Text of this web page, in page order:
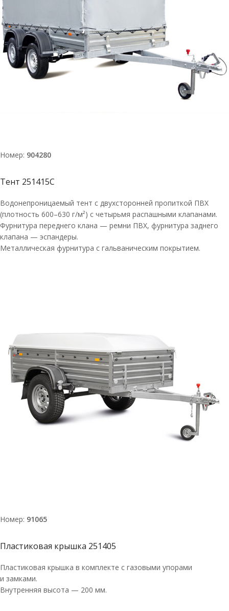
Номер: 904280
Тент 251415С
Водонепроницаемый тент с двухсторонней пропиткой ПВХ
(плотность 600–630 г/м²) с четырьмя распашными клапанами.
Фурнитура переднего клана — ремни ПВХ, фурнитура заднего
клапана — эспандеры.
Металлическая фурнитура с гальваническим покрытием.
Номер: 91065
Пластиковая крышка 251405
Пластиковая крышка в комплекте с газовыми упорами
и замками.
Внутренняя высота — 200 мм.